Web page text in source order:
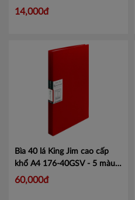
KJ707
14,000đ
Bìa 40 lá King Jim cao cấp
khổ A4 176-40GSV - 5 màu
sang trọng
60,000đ